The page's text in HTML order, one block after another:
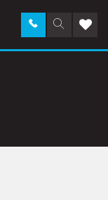
Поиск
по
Заказать
звонок в